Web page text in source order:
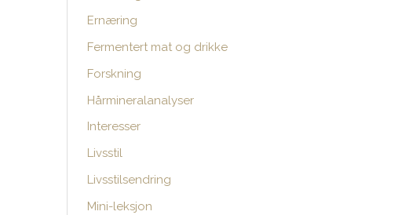
e
r
:
Ernæring
Fermentert mat og drikke
Forskning
Hårmineralanalyser
Interesser
Livsstil
Livsstilsendring
Mini-leksjon